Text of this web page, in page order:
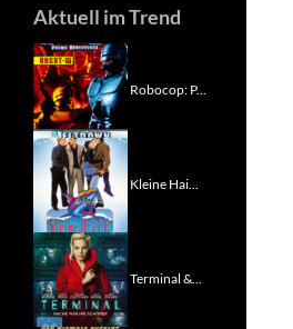
Aktuell im Trend
Robocop: P...
Kleine Hai...
Terminal &...